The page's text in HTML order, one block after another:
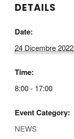
DETAILS
Date:
24 Dicembre 2022
Time:
8:00 - 17:00
Event Category:
NEWS